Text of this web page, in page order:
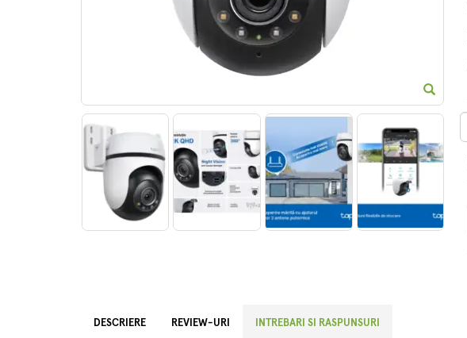
DESCRIERE REVIEW-URI INTREBARI SI RASPUNSURI